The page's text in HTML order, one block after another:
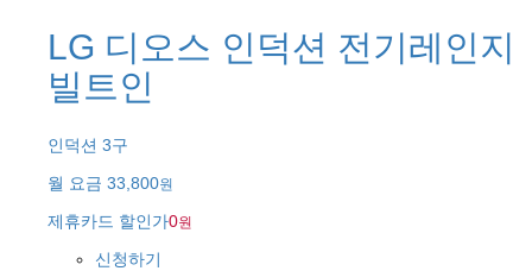
LG 디오스 인덕션 전기레인지
빌트인
인덕션 3구
월 요금 33,800원
제휴카드 할인가0원
신청하기